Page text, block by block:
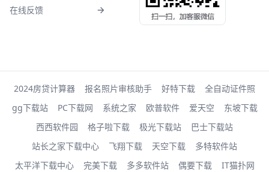
在线反馈
2024房贷计算器 报名照片审核助手 好特下载
全自动证件照
gg下载站
PC下载网 系统之家 欧普软件 爱天空
东坡下载
西西软件园
格子啦下载 极光下载站
巴士下载站
站长之家下载中心
飞翔下载 天空下载
多特软件站
太平洋下载中心
完美下载 多多软件站 偶要下载
IT猫扑网